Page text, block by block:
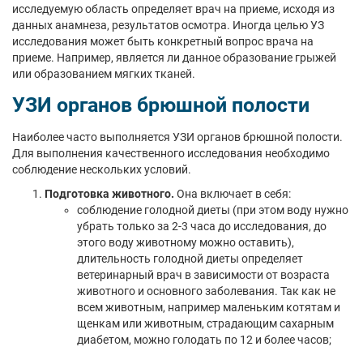
исследуемую область определяет врач на приеме, исходя из
данных анамнеза, результатов осмотра. Иногда целью УЗ
исследования может быть конкретный вопрос врача на
приеме. Например, является ли данное образование грыжей
или образованием мягких тканей.
УЗИ органов брюшной полости
Наиболее часто выполняется УЗИ органов брюшной полости.
Для выполнения качественного исследования необходимо
соблюдение нескольких условий.
Подготовка животного. Она включает в себя:
соблюдение голодной диеты (при этом воду нужно
убрать только за 2-3 часа до исследования, до
этого воду животному можно оставить),
длительность голодной диеты определяет
ветеринарный врач в зависимости от возраста
животного и основного заболевания. Так как не
всем животным, например маленьким котятам и
щенкам или животным, страдающим сахарным
диабетом, можно голодать по 12 и более часов;